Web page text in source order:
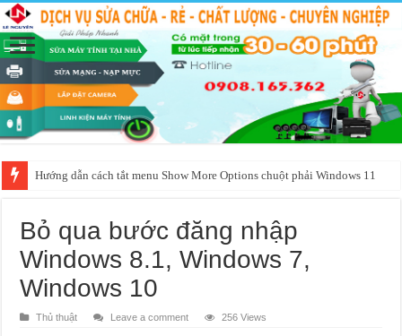
Hướng dẫn cách tắt menu Show More Options chuột phải Windows 11
Bỏ qua bước đăng nhập
Windows 8.1, Windows 7,
Windows 10
Thủ thuật Leave a comment 256 Views